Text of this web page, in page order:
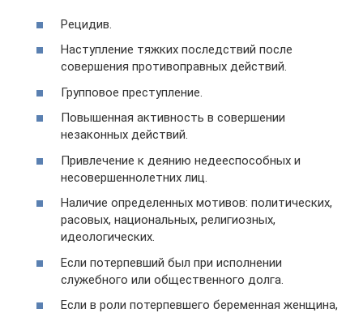
Рецидив.
Наступление тяжких последствий после
совершения противоправных действий.
Групповое преступление.
Повышенная активность в совершении
незаконных действий.
Привлечение к деянию недееспособных и
несовершеннолетних лиц.
Наличие определенных мотивов: политических,
расовых, национальных, религиозных,
идеологических.
Если потерпевший был при исполнении
служебного или общественного долга.
Если в роли потерпевшего беременная женщина,